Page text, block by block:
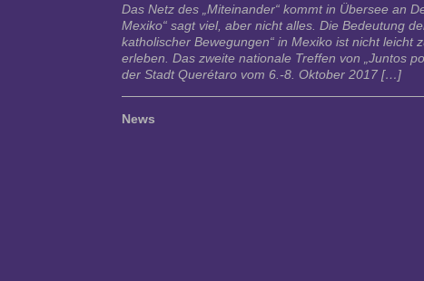
Das Netz des „Miteinander“ kommt in Übersee an
Mexiko“ sagt viel, aber nicht alles. Die Bedeutung
katholischer Bewegungen“ in Mexiko ist nicht leicht
erleben. Das zweite nationale Treffen von „Juntos
der Stadt Querétaro vom 6.-8. Oktober 2017 […]
News